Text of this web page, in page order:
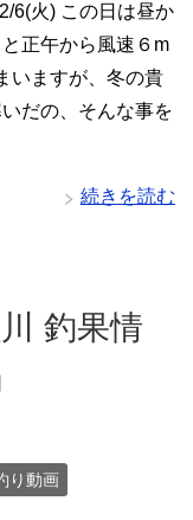
6(火) この日は昼か
正午から風速６m
いますが、冬の貴
だの、そんな事を
続きを読む
釣果情
り動画